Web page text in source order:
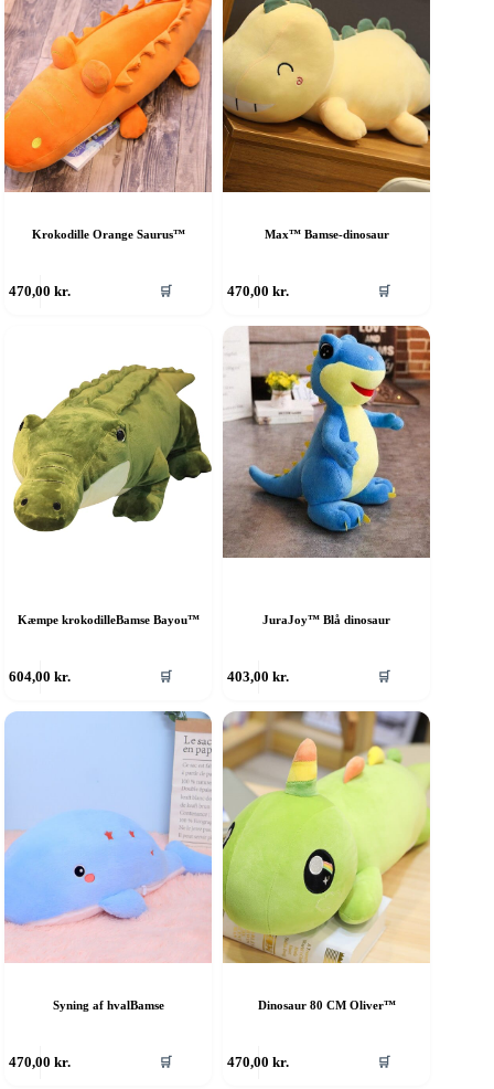
Krokodille Orange Saurus™
470,00kr. 🛒
Max™ Bamse-dinosaur
470,00kr. 🛒
Kæmpe krokodilleBamse Bayou™
604,00kr. 🛒
JuraJoy™ Blå dinosaur
403,00kr. 🛒
Syning af hvalBamse
470,00kr. 🛒
Dinosaur 80 CM Oliver™
470,00kr. 🛒